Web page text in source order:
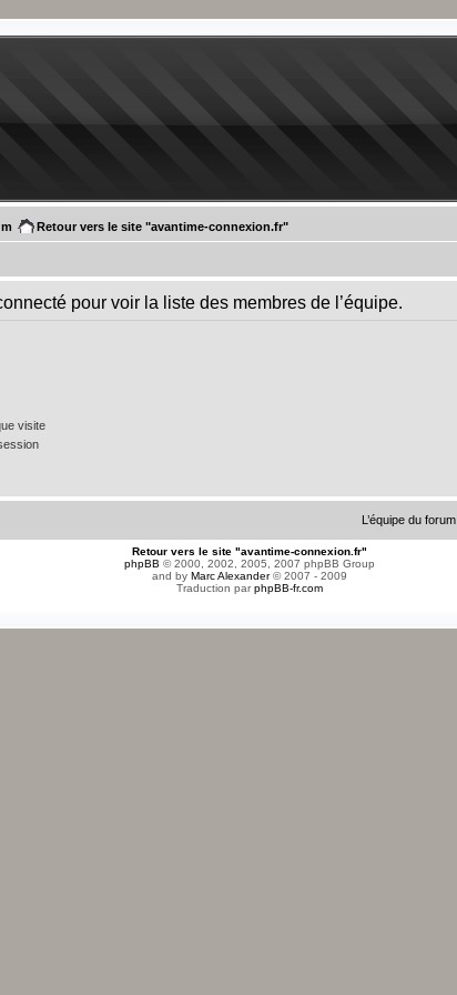
Retour vers le site "avantime-connexion.fr"
pour voir la liste des membres de l’équipe.
visite
L’équipe du forum
Retour vers le site "avantime-connexion.fr"
phpBB © 2000, 2002, 2005, 2007 phpBB Group
and by Marc Alexander© 2007 - 2009
Traduction parphpBB-fr.com